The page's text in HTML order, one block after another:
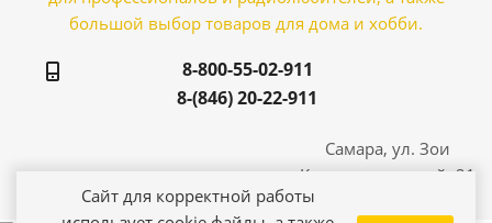
большой выбор товаров для дома и хобби.
8-800-55-02-911
8-(846) 20-22-911
Самара, ул. Зои
Космодемьянской, 21
Сайт для корректной работы